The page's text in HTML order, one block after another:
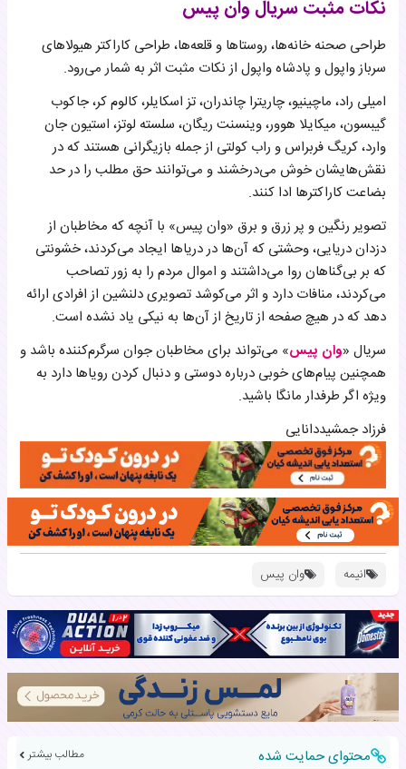
نکات مثبت سریال وان پیس
طراحی صحنه خانه‌ها، روستاها و قلعه‌ها، طراحی کاراکتر هیولاهای
سرباز واپول و پادشاه واپول از نکات مثبت اثر به شمار می‌رود.
امیلی راد، ماچینیو، چاریترا چاندران، تز اسکایلر، کالوم کر، جاکوب
گیبسون، میکایلا هوور، وینسنت ریگان، سلسته لوتز، استیون جان
وارد، کریگ فربراس و راب کولتی از جمله بازیگرانی هستند که در
نقش‌هایشان خوش می‌درخشند و می‌توانند حق مطلب را در حد
بضاعت کاراکترها ادا کنند.
تصویر رنگین و پر زرق و برق «وان پیس» با آنچه که مخاطبان از
دزدان دریایی، وحشتی که آن‌ها در دریاها ایجاد می‌کردند، خشونتی
که بر بی‌گناهان روا می‌داشتند و اموال مردم را به زور تصاحب
می‌کردند، منافات دارد و اثر می‌کوشد تصویری دلنشین از افرادی ارائه
دهد که در هیچ صفحه از تاریخ از آن‌ها به نیکی یاد نشده است.
سریال «وان پیس» می‌تواند برای مخاطبان جوان سرگرم‌کننده باشد و
همچنین پیام‌های خوبی درباره دوستی و دنبال کردن رویاها دارد به
ویژه اگر طرفدار مانگا باشید.
فرزاد جمشیددانایی
انیمه وان پیس
محتوای حمایت شده مطالب بیشتر